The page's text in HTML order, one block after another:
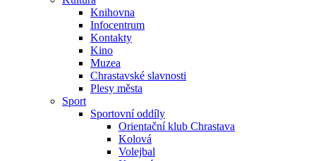
Knihovna
Infocentrum
Kontakty
Kino
Muzea
Chrastavské slavnosti
Plesy města
Sport
Sportovní oddíly
Orientační klub Chrastava
Kolová
Volejbal